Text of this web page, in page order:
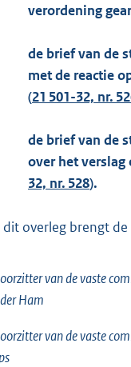
verordening
de brief van de
met de reactie
(21 501-32, nr.
de brief van de
over het verslag
32, nr. 528).
dit overleg brengt
van de vaste
Ham
van de vaste